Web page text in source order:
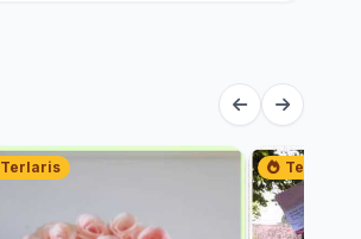
Terlaris Terlaris